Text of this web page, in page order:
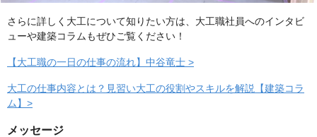
さらに詳しく大工について知りたい方は、大工職社員へのインタビ
ューや建築コラムもぜひご覧ください！
【大工職の一日の仕事の流れ】中谷竜士 >
大工の仕事内容とは？見習い大工の役割やスキルを解説【建築コラ
ム】>
メッセージ